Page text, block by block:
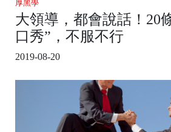
厚黑學
大領導，都會說話！20
口秀”，不服不行
2019-08-20